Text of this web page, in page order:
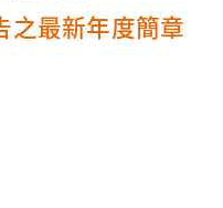
之最新年度簡章